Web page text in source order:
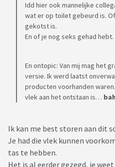
Idd hier ook mannelijke
wat er op toilet gebeurd is.
gekotst is.
En of je nog seks gehad hebt.
En ontopic: Van mij mag het
versie. Ik werd laatst
producten voorhanden
vlek aan het ontstaan is…
Ik kan me best storen aan dit
Je had die vlek kunnen
tas te hebben.
Het is al eerder gezegd, je